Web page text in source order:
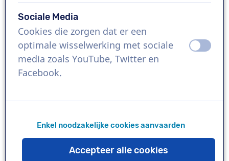
Taal
Engels (Brits)
Referenties
Diep, Vertrouwd, Volwassen, Vriendelijk,
Warm
Sociale Media
Cookies die zorgen dat er een
optimale wisselwerking met sociale
media zoals YouTube, Twitter en
Facebook.
uit aan
Enkel noodzakelijke cookies aanvaarden
Accepteer alle cookies